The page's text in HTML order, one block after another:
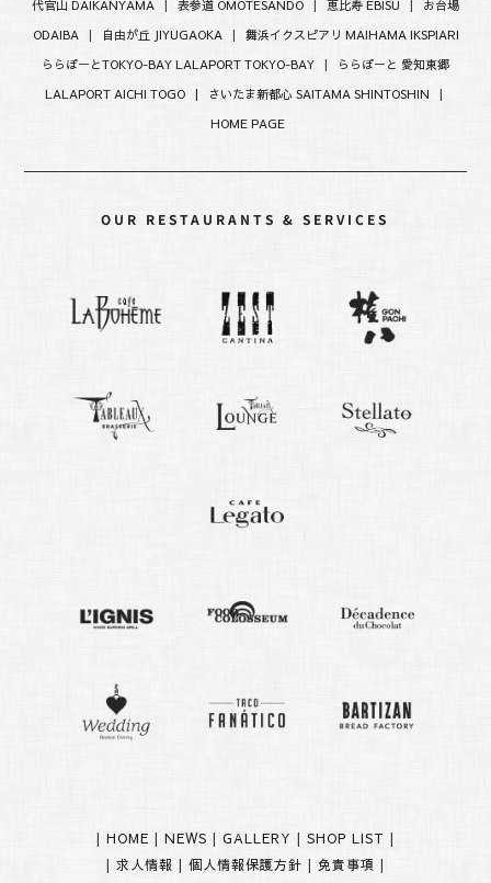
代官山 DAIKANYAMA | 表参道 OMOTESANDO | 恵比寿 EBISU | お台場
ODAIBA| 自由が丘 JIYUGAOKA | 舞浜イクスピアリ MAIHAMA IKSPIARI
ららぽーとTOKYO-BAY LALAPORT TOKYO-BAY |
ららぽーと 愛知東郷
LALAPORT AICHI TOGO |
さいたま新都心 SAITAMA SHINTOSHIN |
HOME PAGE
OUR RESTAURANTS & SERVICES
| HOME | NEWS | GALLERY | SHOP LIST |
| 求人情報 | 個人情報保護方針 | 免責事項 |